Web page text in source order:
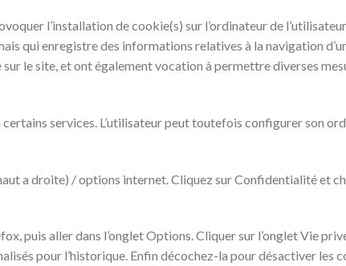
l’installation de cookie(s) sur l’ordinateur de
qui enregistre des informations relatives à la navigation
le site, et ont également vocation à permettre diverses
services. L’utilisateur peut toutefois configurer son
a droite) / options internet. Cliquez sur Confidentialité et
puis aller dans l’onglet Options. Cliquer sur l’onglet Vie
pour l’historique. Enfin décochez-la pour désactiver les